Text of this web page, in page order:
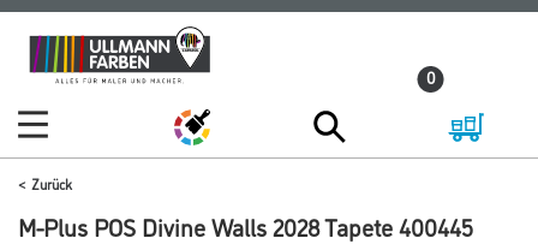
Zum
Inhalt
Zum
Navigationsmenü
0
Zurück
M-Plus POS Divine Walls 2028 Tapete 400445